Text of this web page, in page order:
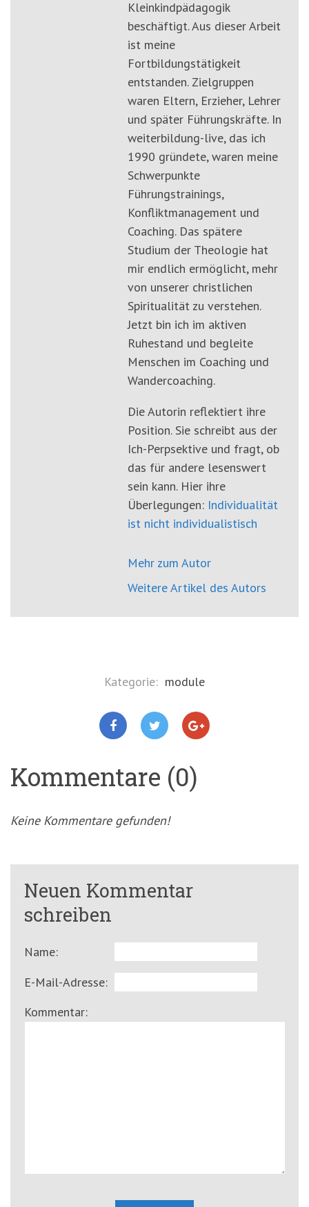
Kleinkindpädagogik
beschäftigt. Aus dieser Arbeit
ist meine
Fortbildungstätigkeit
entstanden. Zielgruppen
waren Eltern, Erzieher, Lehrer
und später Führungskräfte. In
weiterbildung-live, das ich
1990 gründete, waren meine
Schwerpunkte
Führungstrainings,
Konfliktmanagement und
Coaching. Das spätere
Studium der Theologie hat
mir endlich ermöglicht, mehr
von unserer christlichen
Spiritualität zu verstehen.
Jetzt bin ich im aktiven
Ruhestand und begleite
Menschen im Coaching und
Wandercoaching.
Die Autorin reflektiert ihre
Position. Sie schreibt aus der
Ich-Perpsektive und fragt, ob
das für andere lesenswert
sein kann. Hier ihre
Überlegungen: Individualität
ist nicht individualistisch
Mehr zum Autor
Weitere Artikel des Autors
Kategorie: module
Kommentare (0)
Keine Kommentare gefunden!
Neuen Kommentar
schreiben
Name:
E-Mail-Adresse:
Kommentar: